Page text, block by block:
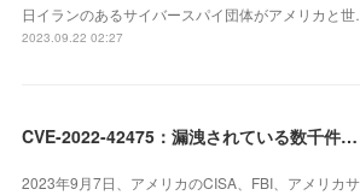
日イランのあるサイバースパイ団体がアメリカと世…
2023.09.22 02:27
CVE-2022-42475：漏洩されている数千件のパッチ未適用のFortinet脆弱性
2023年9月7日、アメリカのCISA、FBI、アメリカサ